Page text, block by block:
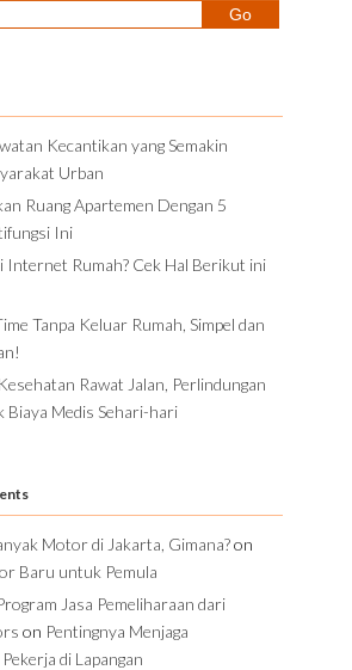
Kecantikan yang Semakin
Urban
Ruang Apartemen Dengan 5
Ini
Internet Rumah? Cek Hal Berikut ini
Tanpa Keluar Rumah, Simpel dan
Rawat Jalan, Perlindungan
Biaya Medis Sehari-hari
Motor di Jakarta, Gimana?on
Baru untuk Pemula
Jasa Pemeliharaan dari
on Pentingnya Menjaga
di Lapangan